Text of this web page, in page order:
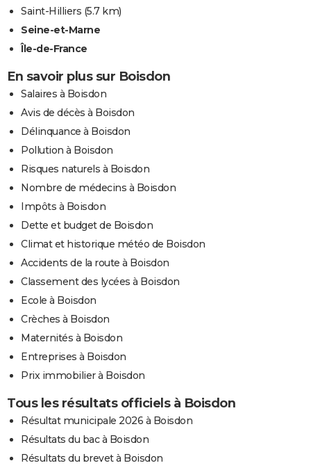
Saint-Hilliers (5.7 km)
Seine-et-Marne
Île-de-France
En savoir plus sur Boisdon
Salaires à Boisdon
Avis de décès à Boisdon
Délinquance à Boisdon
Pollution à Boisdon
Risques naturels à Boisdon
Nombre de médecins à Boisdon
Impôts à Boisdon
Dette et budget de Boisdon
Climat et historique météo de Boisdon
Accidents de la route à Boisdon
Classement des lycées à Boisdon
Ecole à Boisdon
Crèches à Boisdon
Maternités à Boisdon
Entreprises à Boisdon
Prix immobilier à Boisdon
Tous les résultats officiels à Boisdon
Résultat municipale 2026 à Boisdon
Résultats du bac à Boisdon
Résultats du brevet à Boisdon